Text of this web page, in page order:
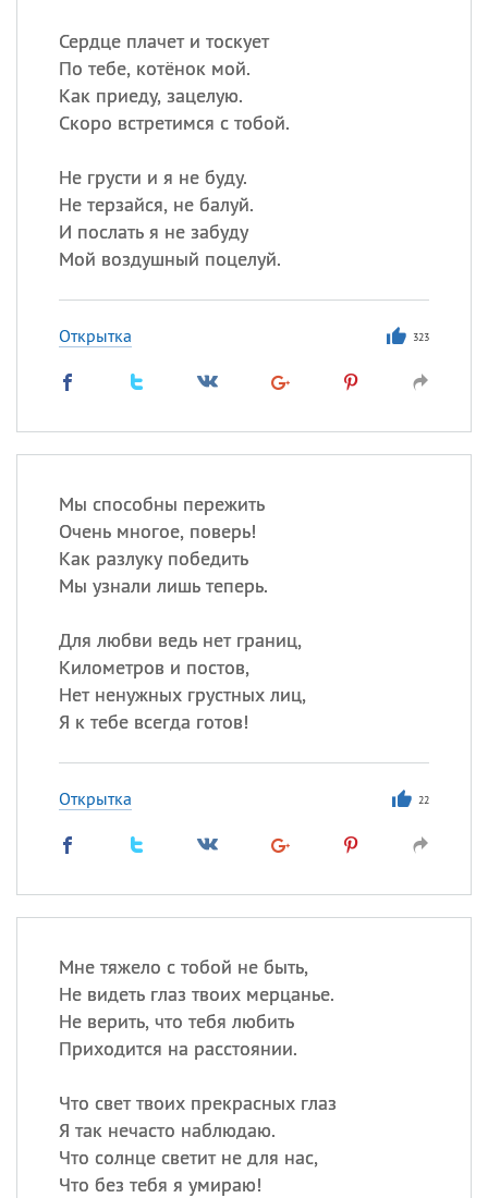
Сердце плачет и тоскует
По тебе, котёнок мой.
Как приеду, зацелую.
Скоро встретимся с тобой.
Не грусти и я не буду.
Не терзайся, не балуй.
И послать я не забуду
Мой воздушный поцелуй.
Открытка 323
Мы способны пережить
Очень многое, поверь!
Как разлуку победить
Мы узнали лишь теперь.
Для любви ведь нет границ,
Километров и постов,
Нет ненужных грустных лиц,
Я к тебе всегда готов!
Открытка 22
Мне тяжело с тобой не быть,
Не видеть глаз твоих мерцанье.
Не верить, что тебя любить
Приходится на расстоянии.
Что свет твоих прекрасных глаз
Я так нечасто наблюдаю.
Что солнце светит не для нас,
Что без тебя я умираю!